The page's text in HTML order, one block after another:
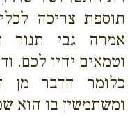
תוספת צריכה
אמרה גבי תנור
וטמאים יהיו לכם.
כלומר הדבר מן
ומשתמשין בו הוא